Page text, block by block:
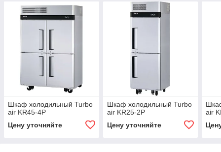
Шкаф холодильный Turbo
air KR45-4P
Цену уточняйте
Шкаф холодильный Turbo
air KR25-2P
Цену уточняйте
air